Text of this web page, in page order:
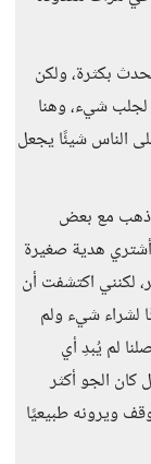
بكثرة، ولكن
لجلب شيء، وهنا
الناس شيئًا يجعل
مع بعض
هدية صغيرة
لكنني اكتشفت أن
لشراء شيء ولم
لم يُبدِ أي
الجو أكثر
ويرونه طبيعيًا